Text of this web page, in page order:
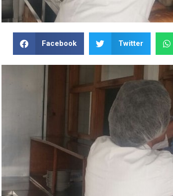
Facebook Twitter